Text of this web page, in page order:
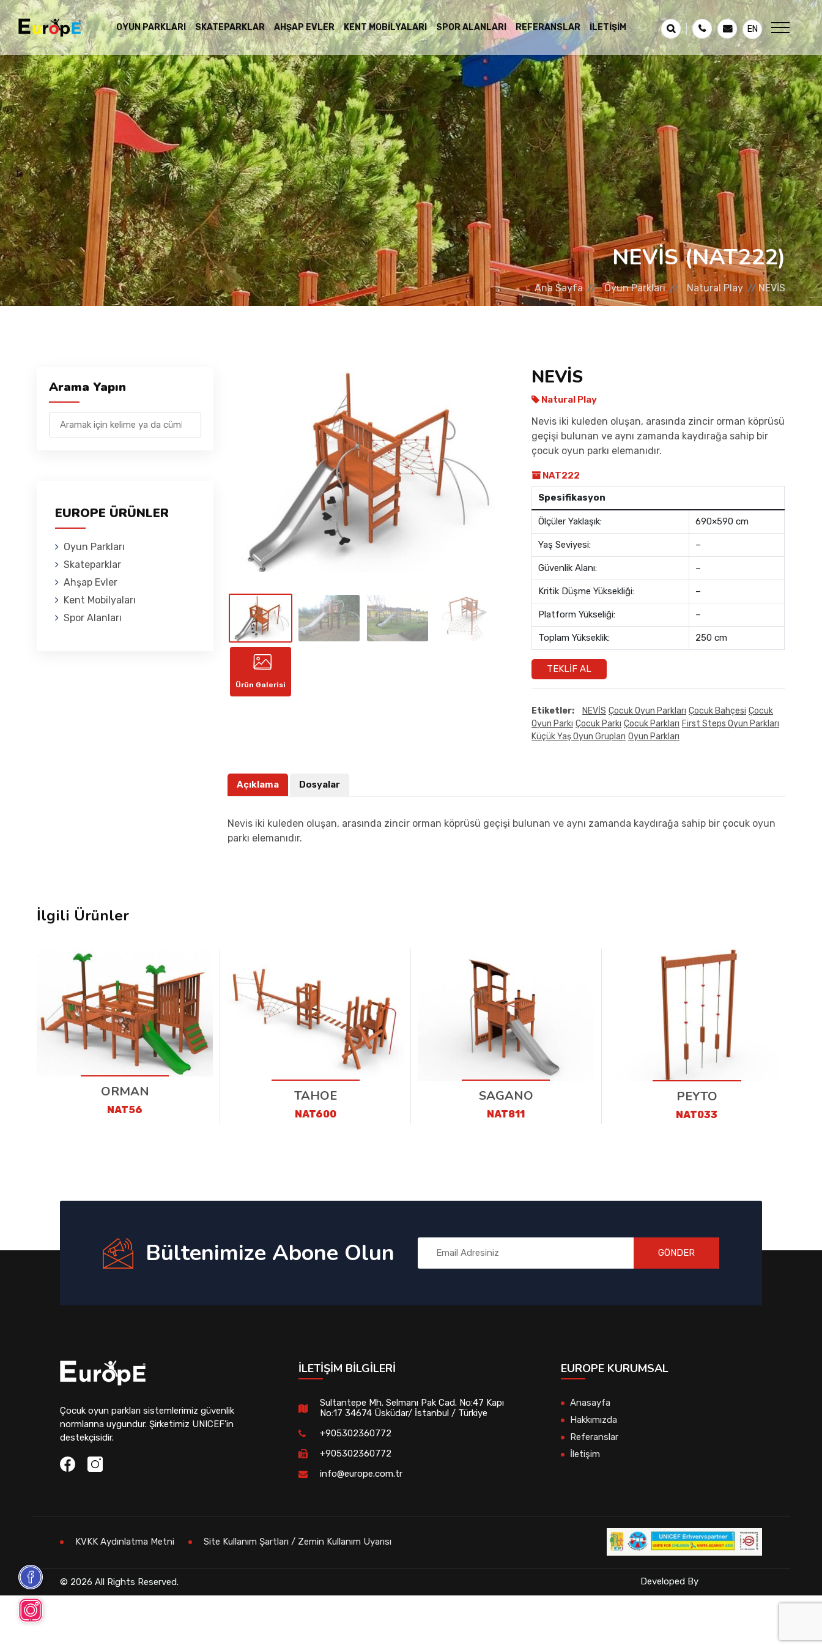
OYUN PARKLARI SKATEPARKLAR AHŞAP EVLER KENT MOBILYALARI SPOR ALANLARI REFERANSLAR İLETIŞIM EN
NEVİS (NAT222)
Ana Sayfa Oyun Parkları Natural Play NEVİS
Arama Yapın
EUROPE ÜRÜNLER
Oyun Parkları
Skateparklar
Ahşap Evler
Kent Mobilyaları
Spor Alanları
Ürün Galerisi
NEVİS
Natural Play
Nevis iki kuleden oluşan, arasında zincir orman köprüsü
geçişi bulunan ve aynı zamanda kaydırağa sahip bir
çocuk oyun parkı elemanıdır.
NAT222
Spesifikasyon
Ölçüler Yaklaşık: 690×590 cm
Yaş Seviyesi: –
Güvenlik Alanı: –
Kritik Düşme Yüksekliği: –
Platform Yükseliği: –
Toplam Yükseklik: 250 cm
TEKLIF AL
Etiketler: NEVİS Çocuk Oyun Parkları Çocuk Bahçesi Çocuk
Oyun Parkı Çocuk Parkı Çocuk Parkları First Steps Oyun Parkları
Küçük Yaş Oyun Grupları Oyun Parkları
Açıklama Dosyalar
Nevis iki kuleden oluşan, arasında zincir orman köprüsü geçişi bulunan ve aynı zamanda kaydırağa sahip bir çocuk oyun
parkı elemanıdır.
İlgili Ürünler
ORMAN
NAT56
TAHOE
NAT600
SAGANO
NAT811
PEYTO
NAT033
Bültenimize Abone Olun GÖNDER
Çocuk oyun parkları sistemlerimiz güvenlik
normlarına uygundur. Şirketimiz UNICEF'in
destekçisidir.
İLETIŞIM BILGILERI
Sultantepe Mh. Selmanı Pak Cad. No:47 Kapı
No:17 34674 Üsküdar/ İstanbul / Türkiye
+905302360772
+905302360772
info@europe.com.tr
EUROPE KURUMSAL
Anasayfa
Hakkımızda
Referanslar
İletişim
KVKK Aydınlatma Metni Site Kullanım Şartları / Zemin Kullanım Uyarısı
© 2026 All Rights Reserved. Developed By